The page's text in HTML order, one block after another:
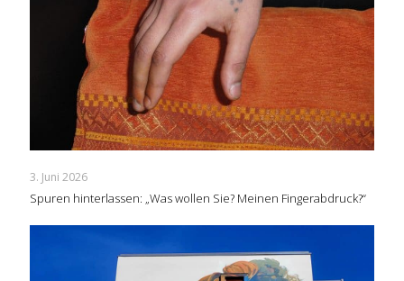
3. Juni 2026
Spuren hinterlassen: „Was wollen Sie? Meinen Fingerabdruck?“